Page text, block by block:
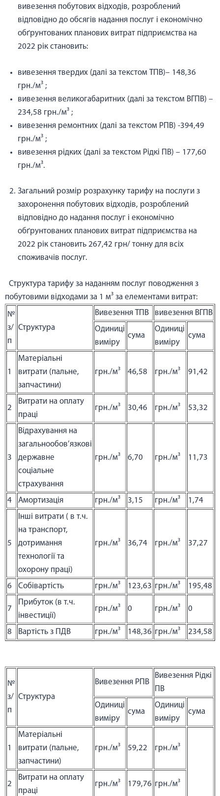
вивезення побутових відходів, розроблений
відповідно до обсягів надання послуг і економічно
обґрунтованих планових витрат підприємства на
2022 рік становить:
вивезення твердих (далі за текстом ТПВ)– 148,36
грн./м³ ;
вивезення великогабаритних (далі за текстом ВГПВ) –
234,58 грн./м³ ;
вивезення ремонтних (далі за текстом РПВ) -394,49
грн./м³ ;
вивезення рідких (далі за текстом Рідкі ПВ) – 177,60
грн./м³.
Загальний розмір розрахунку тарифу на послуги з
захоронення побутових відходів, розроблений
відповідно до надання послуг і економічно
обґрунтованих планових витрат підприємства на
2022 рік становить 267,42 грн/ тонну для всіх
споживачів послуг.
Структура тарифу за наданням послуг поводження з
побутовими відходами за 1 м³ за елементами витрат:
№
з/
п
Структура
Вивезення ТПВ
вивезення ВГПВ
Одиниці
виміру
сума
Одиниці
виміру
сума
1
Матеріальні
витрати (пальне,
запчастини)
грн./м³ 46,58 грн./м³ 91,42
2
Витрати на оплату
праці
грн./м³ 30,46 грн./м³ 53,32
3
Відрахування на
загальнообов’язкові
державне
соціальне
страхування
грн./м³ 6,70 грн./м³ 11,73
4 Амортизація грн./м³ 3,15 грн./м³ 1,74
5
Інші витрати ( в т.ч.
на транспорт,
дотримання
технології та
охорону праці)
грн./м³ 36,74 грн./м³ 37,27
6 Собівартість грн./м³ 123,63 грн./м³ 195,48
7
Прибуток (в т.ч.
інвестиції)
грн./м³ 0 грн./м³ 0
8 Вартість з ПДВ грн./м³ 148,36 грн./м³ 234,58
№
з/
п
Структура
Вивезення РПВ
Вивезення Рідкі
ПВ
Одиниці
виміру
сума
Одиниці
виміру
сума
1
Матеріальні
витрати (пальне,
запчастини)
грн./м³ 59,22 грн./м³
2
Витрати на оплату
праці
грн./м³ 179,76 грн./м³